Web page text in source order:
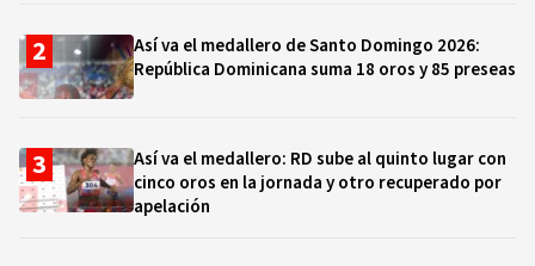
Así va el medallero de Santo Domingo 2026:
República Dominicana suma 18 oros y 85 preseas
Así va el medallero: RD sube al quinto lugar con
cinco oros en la jornada y otro recuperado por
apelación